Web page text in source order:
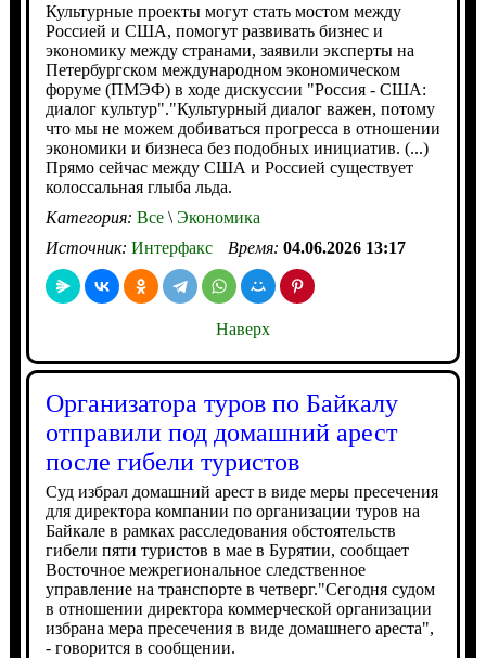
Культурные проекты могут стать мостом между
Россией и США, помогут развивать бизнес и
экономику между странами, заявили эксперты на
Петербургском международном экономическом
форуме (ПМЭФ) в ходе дискуссии "Россия - США:
диалог культур"."Культурный диалог важен, потому
что мы не можем добиваться прогресса в отношении
экономики и бизнеса без подобных инициатив. (...)
Прямо сейчас между США и Россией существует
колоссальная глыба льда.
Категория: Все\Экономика
Источник: Интерфакс Время: 04.06.2026 13:17
Наверх
Организатора туров по Байкалу
отправили под домашний арест
после гибели туристов
Суд избрал домашний арест в виде меры пресечения
для директора компании по организации туров на
Байкале в рамках расследования обстоятельств
гибели пяти туристов в мае в Бурятии, сообщает
Восточное межрегиональное следственное
управление на транспорте в четверг."Сегодня судом
в отношении директора коммерческой организации
избрана мера пресечения в виде домашнего ареста",
- говорится в сообщении.